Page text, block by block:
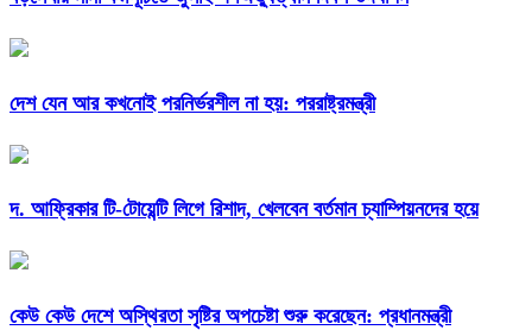
দেশ যেন আর কখনোই পরনির্ভরশীল না হয়: পররাষ্ট্রমন্ত্রী
দ. আফ্রিকার টি-টোয়েন্টি লিগে রিশাদ, খেলবেন বর্তমান চ্যাম্পিয়নদের হয়ে
কেউ কেউ দেশে অস্থিরতা সৃষ্টির অপচেষ্টা শুরু করেছেন: প্রধানমন্ত্রী